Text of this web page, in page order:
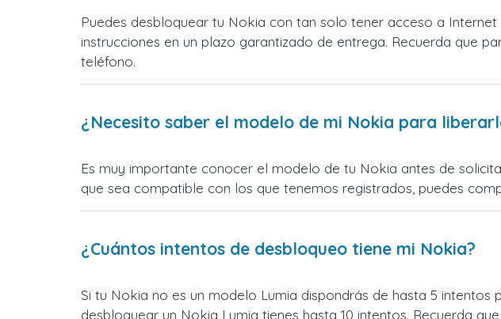
Puedes desbloquear tu Nokia con tan solo tener acceso a
instrucciones en un plazo garantizado de entrega. Recuerda que
teléfono.
¿Necesito saber el modelo de mi Nokia para
Es muy importante conocer el modelo de tu Nokia antes de
que sea compatible con los que tenemos registrados, puedes
¿Cuántos intentos de desbloqueo tiene mi Nokia?
Si tu Nokia no es un modelo Lumia dispondrás de hasta 5
desbloquear un Nokia Lumia tienes hasta 10 intentos. Recuerda